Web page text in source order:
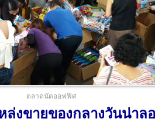
ตลาดนัดออฟฟิศ
งขายของกลางวันน่าล